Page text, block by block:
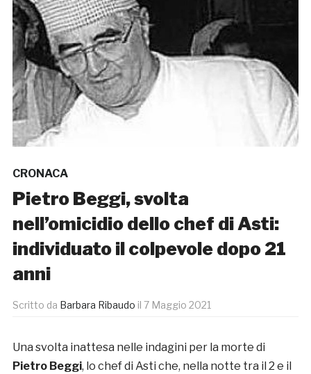
CRONACA
Pietro Beggi, svolta
nell’omicidio dello chef di Asti:
individuato il colpevole dopo 21
anni
Scritto da Barbara Ribaudo il 7 Maggio 2021
Una svolta inattesa nelle indagini per la morte di
Pietro Beggi, lo chef di Asti che, nella notte tra il 2 e il